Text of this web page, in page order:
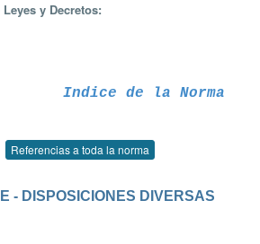
y Decretos:
Indice de la Norma
Referencias a toda la norma
- DISPOSICIONES DIVERSAS